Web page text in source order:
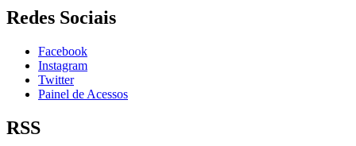
Redes Sociais
Facebook
Instagram
Twitter
Painel de Acessos
RSS